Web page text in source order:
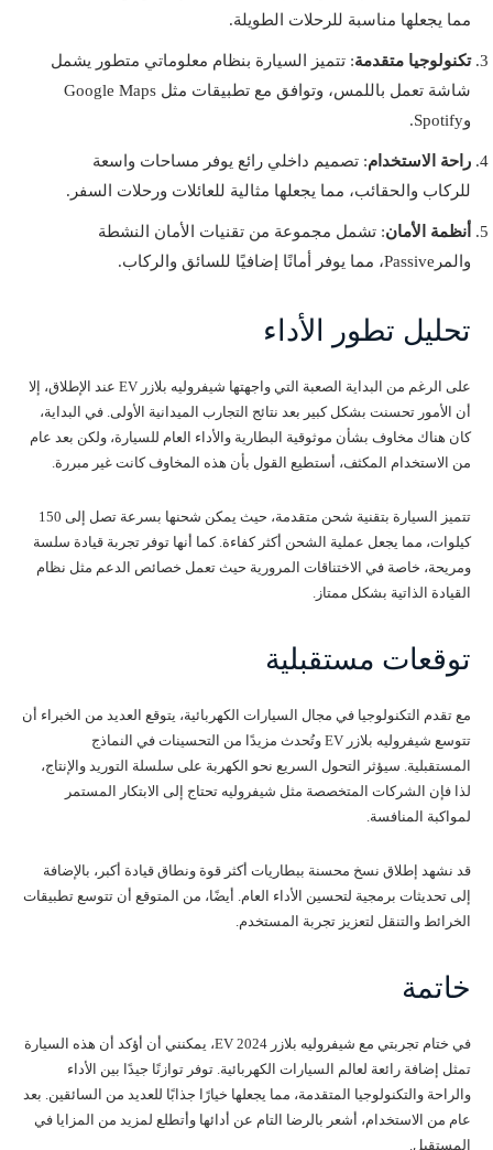
مما يجعلها مناسبة للرحلات الطويلة.
تكنولوجيا متقدمة: تتميز السيارة بنظام معلوماتي متطور يشمل
شاشة تعمل باللمس، وتوافق مع تطبيقات مثل Google Maps
وSpotify.
راحة الاستخدام: تصميم داخلي رائع يوفر مساحات واسعة
للركاب والحقائب، مما يجعلها مثالية للعائلات ورحلات السفر.
أنظمة الأمان: تشمل مجموعة من تقنيات الأمان النشطة
والمرPassive، مما يوفر أمانًا إضافيًا للسائق والركاب.
تحليل تطور الأداء
على الرغم من البداية الصعبة التي واجهتها شيفروليه بلازر EV عند الإطلاق، إلا
أن الأمور تحسنت بشكل كبير بعد نتائج التجارب الميدانية الأولى. في البداية،
كان هناك مخاوف بشأن موثوقية البطارية والأداء العام للسيارة، ولكن بعد عام
من الاستخدام المكثف، أستطيع القول بأن هذه المخاوف كانت غير مبررة.
تتميز السيارة بتقنية شحن متقدمة، حيث يمكن شحنها بسرعة تصل إلى 150
كيلوات، مما يجعل عملية الشحن أكثر كفاءة. كما أنها توفر تجربة قيادة سلسة
ومريحة، خاصة في الاختناقات المرورية حيث تعمل خصائص الدعم مثل نظام
القيادة الذاتية بشكل ممتاز.
توقعات مستقبلية
مع تقدم التكنولوجيا في مجال السيارات الكهربائية، يتوقع العديد من الخبراء أن
تتوسع شيفروليه بلازر EV وتُحدث مزيدًا من التحسينات في النماذج
المستقبلية. سيؤثر التحول السريع نحو الكهربة على سلسلة التوريد والإنتاج،
لذا فإن الشركات المتخصصة مثل شيفروليه تحتاج إلى الابتكار المستمر
لمواكبة المنافسة.
قد نشهد إطلاق نسخ محسنة ببطاريات أكثر قوة ونطاق قيادة أكبر، بالإضافة
إلى تحديثات برمجية لتحسين الأداء العام. أيضًا، من المتوقع أن تتوسع تطبيقات
الخرائط والتنقل لتعزيز تجربة المستخدم.
خاتمة
في ختام تجربتي مع شيفروليه بلازر EV 2024، يمكنني أن أؤكد أن هذه السيارة
تمثل إضافة رائعة لعالم السيارات الكهربائية. توفر توازنًا جيدًا بين الأداء
والراحة والتكنولوجيا المتقدمة، مما يجعلها خيارًا جذابًا للعديد من السائقين. بعد
عام من الاستخدام، أشعر بالرضا التام عن أدائها وأتطلع لمزيد من المزايا في
المستقبل.